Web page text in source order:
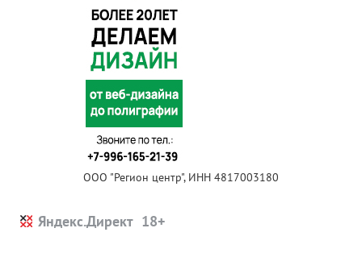
ООО "Регион центр", ИНН 4817003180
Яндекс.Директ